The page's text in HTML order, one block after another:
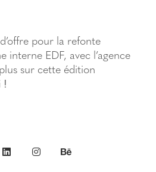
pour la refonte
interne EDF, avec l’agence
sur cette édition
!